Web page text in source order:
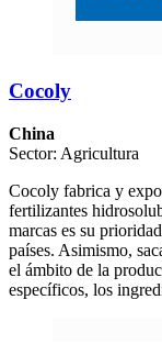
Cocoly
China
Sector: Agricultura
Cocoly fabrica y
fertilizantes
marcas es su
países. Asimismo,
el ámbito de la
específicos, los